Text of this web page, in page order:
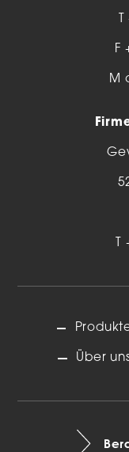
T
F
M
T
Über